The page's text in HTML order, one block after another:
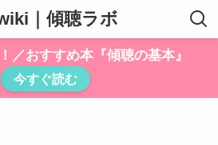
｜傾聴ラボ
／おすすめ本『傾聴の基本』
今すぐ読む